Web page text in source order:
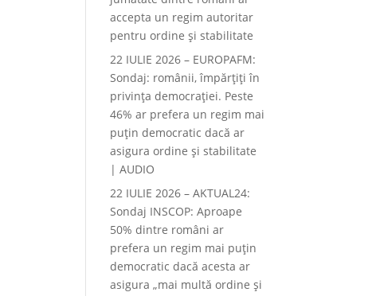
accepta un regim autoritar
pentru ordine și stabilitate
22 IULIE 2026 – EUROPAFM:
Sondaj: românii, împărțiți în
privința democrației. Peste
46% ar prefera un regim mai
puțin democratic dacă ar
asigura ordine și stabilitate
| AUDIO
22 IULIE 2026 – AKTUAL24:
Sondaj INSCOP: Aproape
50% dintre români ar
prefera un regim mai puțin
democratic dacă acesta ar
asigura „mai multă ordine și